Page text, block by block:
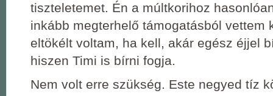
tiszteletemet. Én a múltkorihoz
inkább megterhelő támogatásból vettem
eltökélt voltam, ha kell, akár egész éjjel
hiszen Timi is bírni fogja.
Nem volt erre szükség. Este negyed tíz